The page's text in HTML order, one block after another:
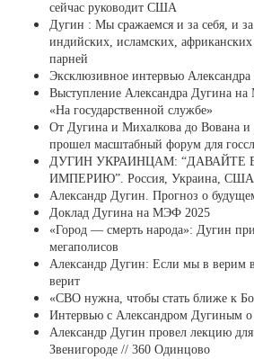
сейчас руководит США
Дугин : Мы сражаемся и за себя, и за
индийских, исламских,
парней
Эксклюзивное интервью
Выступление Александра Дугина
«На государственной службе»
От Дугина и Михалкова до Вована и
прошел масштабный форум для
ДУГИН УКРАИНЦАМ: “ДАВАЙТЕ
ИМПЕРИЮ”. Россия, Украина, США
Александр Дугин. Прогноз о
Доклад Дугина на МЭФ 2025
«Город — смерть народа»: Дугин
мегаполисов
Александр Дугин: Если мы в верим
верит
«СВО нужна, чтобы стать ближе к
Интервью с Александром Дугиным о
Александр Дугин провел лекцию
Звенигороде // 360 Одинцово